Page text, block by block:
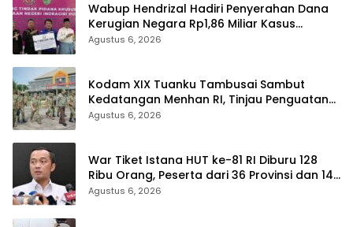
Wabup Hendrizal Hadiri Penyerahan Dana
Kerugian Negara Rp1,86 Miliar Kasus
Korupsi BPR Indra Arta
Agustus 6, 2026
Kodam XIX Tuanku Tambusai Sambut
Kedatangan Menhan RI, Tinjau Penguatan
Yonif TP di Bengkalis dan Kampar
Agustus 6, 2026
War Tiket Istana HUT ke-81 RI Diburu 128
Ribu Orang, Peserta dari 36 Provinsi dan 14
Negara
Agustus 6, 2026